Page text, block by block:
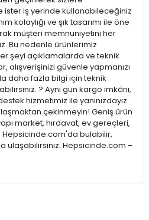
ister iş yerinde kullanabileceğiniz
kolaylığı ve şık tasarımı ile öne
müşteri memnuniyetini her
Bu nedenle ürünlerimiz
şeyi açıklamalarda ve teknik
alışverişinizi güvenle yapmanızı
daha fazla bilgi için teknik
? Aynı gün kargo imkânı,
hizmetimiz ile yanınızdayız.
çekinmeyin! Geniş ürün
market, hırdavat, ev gereçleri,
Hepsicinde.com'da bulabilir,
ulaşabilirsiniz. Hepsicinde.com –